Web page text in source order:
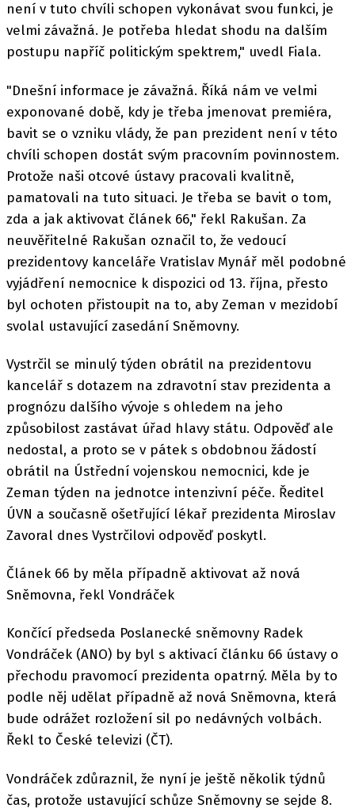
není v tuto chvíli schopen vykonávat svou funkci, je
velmi závažná. Je potřeba hledat shodu na dalším
postupu napříč politickým spektrem," uvedl Fiala.
"Dnešní informace je závažná. Říká nám ve velmi
exponované době, kdy je třeba jmenovat premiéra,
bavit se o vzniku vlády, že pan prezident není v této
chvíli schopen dostát svým pracovním povinnostem.
Protože naši otcové ústavy pracovali kvalitně,
pamatovali na tuto situaci. Je třeba se bavit o tom,
zda a jak aktivovat článek 66," řekl Rakušan. Za
neuvěřitelné Rakušan označil to, že vedoucí
prezidentovy kanceláře Vratislav Mynář měl podobné
vyjádření nemocnice k dispozici od 13. října, přesto
byl ochoten přistoupit na to, aby Zeman v mezidobí
svolal ustavující zasedání Sněmovny.
Vystrčil se minulý týden obrátil na prezidentovu
kancelář s dotazem na zdravotní stav prezidenta a
prognózu dalšího vývoje s ohledem na jeho
způsobilost zastávat úřad hlavy státu. Odpověď ale
nedostal, a proto se v pátek s obdobnou žádostí
obrátil na Ústřední vojenskou nemocnici, kde je
Zeman týden na jednotce intenzivní péče. Ředitel
ÚVN a současně ošetřující lékař prezidenta Miroslav
Zavoral dnes Vystrčilovi odpověď poskytl.
Článek 66 by měla případně aktivovat až nová
Sněmovna, řekl Vondráček
Končící předseda Poslanecké sněmovny Radek
Vondráček (ANO) by byl s aktivací článku 66 ústavy o
přechodu pravomocí prezidenta opatrný. Měla by to
podle něj udělat případně až nová Sněmovna, která
bude odrážet rozložení sil po nedávných volbách.
Řekl to České televizi (ČT).
Vondráček zdůraznil, že nyní je ještě několik týdnů
čas, protože ustavující schůze Sněmovny se sejde 8.